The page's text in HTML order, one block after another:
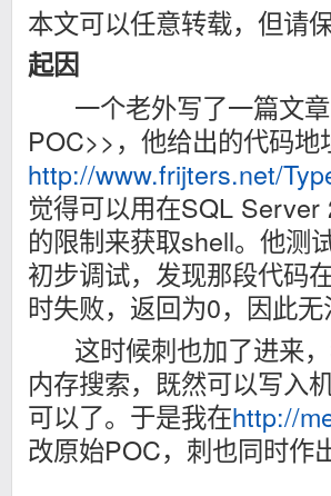
本文可以任意转载，但请
起因
一个老外写了一篇文
POC>>，他给出的代码地
http://www.frijters.net/
觉得可以用在SQL
的限制来获取shell。他测
初步调试，发现那段代码
时失败，返回为0，因此无
这时候刺也加了进来，
内存搜索，既然可以写入
可以了。于是我在http://
改原始POC，刺也同时作